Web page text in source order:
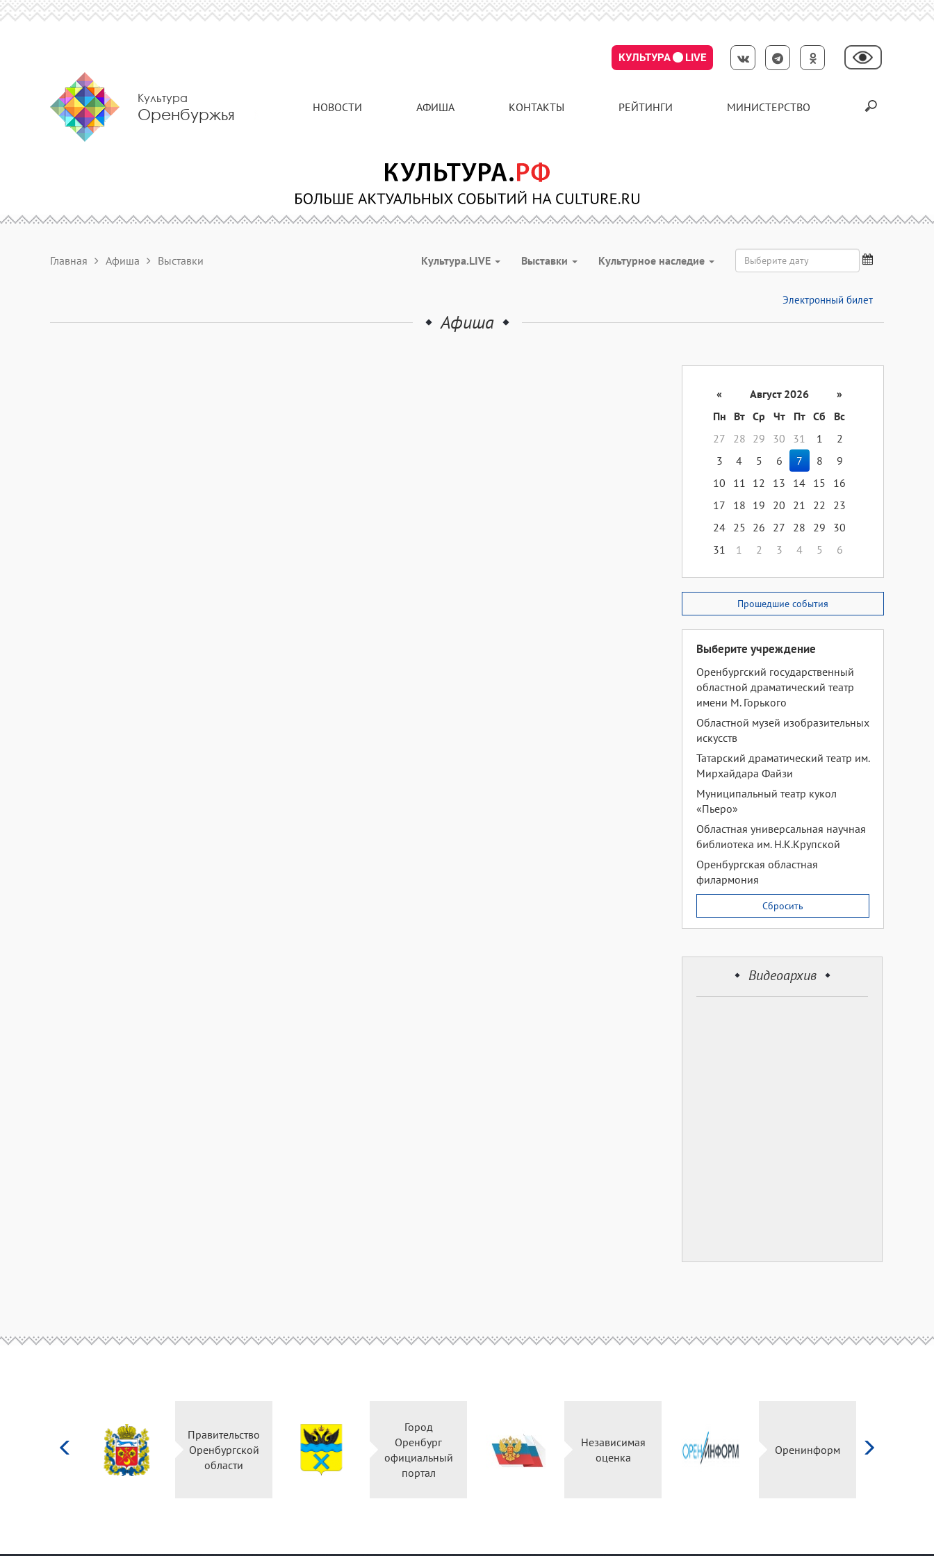
КУЛЬТУРА LIVE
Культура
Оренбуржья НОВОСТИ АФИША КОНТАКТЫ РЕЙТИНГИ МИНИСТЕРСТВО
Главная Афиша Выставки Культура.LIVE Выставки Культурное наследие
Электронный билет
Афиша
« Август 2026
»
Пн
Вт Ср Чт Пт Сб
Вс
27
28 29 30 31 1
2
3
4 5 6 7 8
9
10
11 12 13 14 15
16
17
18 19 20 21 22
23
24 25 26 27 28 29
30
31
1 2 3 4 5 6
Прошедшие события
Выберите учреждение
Оренбургский государственный
областной драматический театр
имени М. Горького
Областной музей изобразительных
искусств
Татарский драматический театр им.
Мирхайдара Файзи
Муниципальный театр кукол
«Пьеро»
Областная универсальная научная
библиотека им. Н.К.Крупской
Оренбургская областная
филармония
Сбросить
Видеоархив
культуры
Российской
Правительство
Оренбургской
области
Город
Оренбург
официальный
портал
Независимая
оценка
Оренинформ